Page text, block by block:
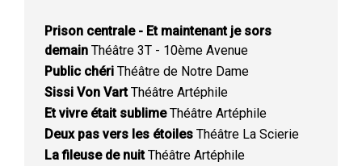
Prison centrale - Et maintenant je sors
demain Théâtre 3T - 10ème Avenue
Public chéri Théâtre de Notre Dame
Sissi Von VartThéâtre Artéphile
Et vivre était sublimeThéâtre Artéphile
Deux pas vers les étoiles Théâtre La Scierie
La fileuse de nuitThéâtre Artéphile